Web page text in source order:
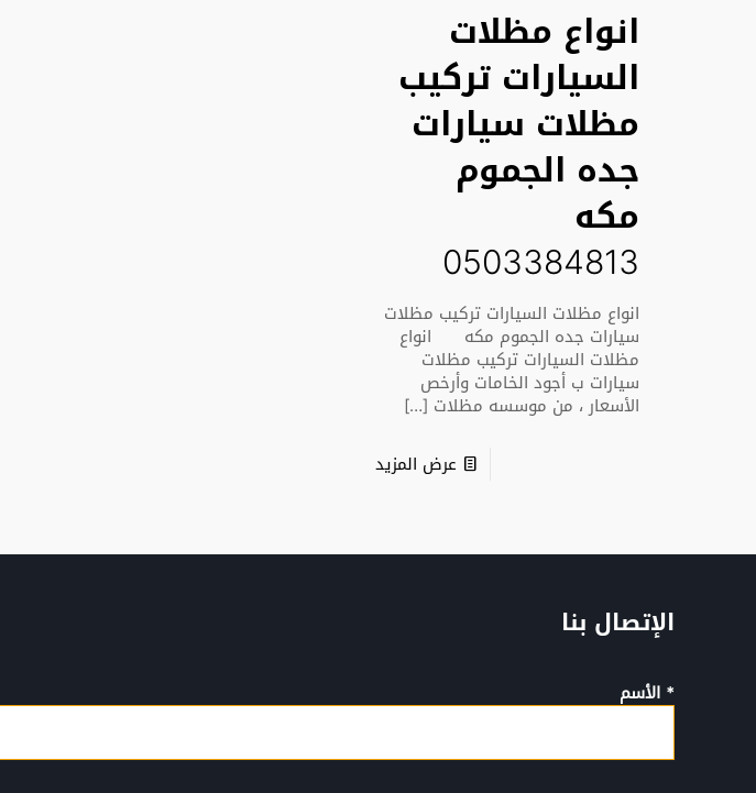
انواع مظلات
السيارات تركيب
مظلات سيارات
جده الجموم
مكه
0503384813
انواع مظلات السيارات تركيب مظلات
سيارات جده الجموم مكه انواع
مظلات السيارات تركيب مظلات
سيارات ب أجود الخامات وأرخص
الأسعار ، من موسسه مظلات […]
عرض المزيد
الإتصال بنا
* الأسم